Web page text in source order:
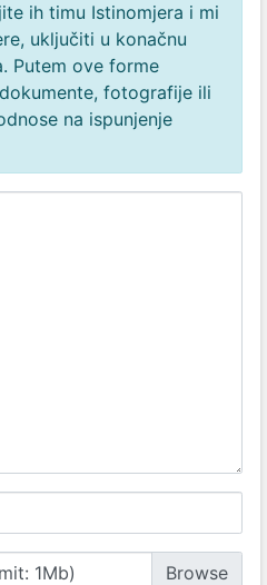
ih timu Istinomjera i mi
uključiti u konačnu
Putem ove forme
fotografije ili
na ispunjenje
1Mb)